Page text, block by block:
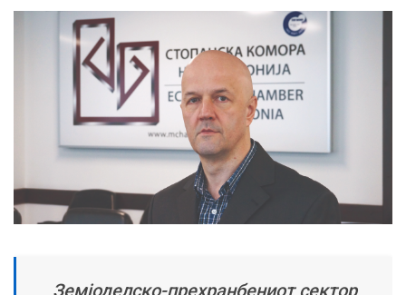
Земјоделско-прехранбениот сектор